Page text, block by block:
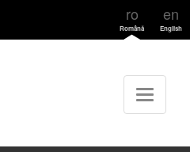
ro
Română
en
English